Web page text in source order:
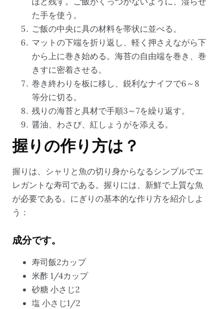
た手を使う。
ご飯の中央に具の材料を帯状に並べる。
マットの下端を折り返し、軽く押さえながら下
から上に巻き始める。海苔の自由端を巻き、巻
きすに密着させる。
巻き終わりを板に移し、鋭利なナイフで6～8
等分に切る。
残りの海苔と具材で手順3～7を繰り返す。
醤油、わさび、紅しょうがを添える。
握りの作り方は？
握りは、シャリと魚の切り身からなるシンプルでエ
レガントな寿司である。握りには、新鮮で上質な魚
が必要である。にぎりの基本的な作り方を紹介しよ
う：
成分です。
寿司飯2カップ
米酢 1/4カップ
砂糖 小さじ2
塩 小さじ1/2